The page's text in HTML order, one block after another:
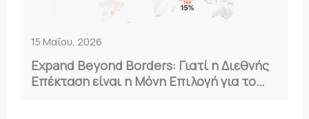
15 Μαΐου, 2026
Expand Beyond Borders: Γιατί η Διεθνής
Επέκταση είναι η Μόνη Επιλογή για το